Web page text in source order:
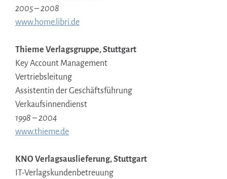
2005 – 2008
www.home.libri.de
Thieme Verlagsgruppe, Stuttgart
Key Account Management
Vertriebsleitung
Assistentin der Geschäftsführung
Verkaufsinnendienst
1998 – 2004
www.thieme.de
KNO Verlagsauslieferung, Stuttgart
IT-Verlagskundenbetreuung